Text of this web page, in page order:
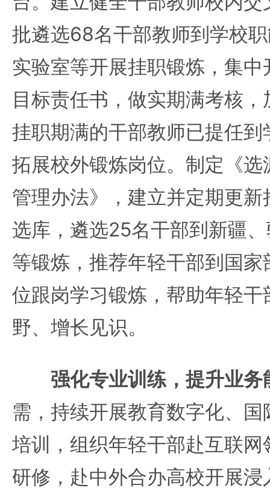
批遴选68名干部教师到学校
实验室等开展挂职锻炼，集
目标责任书，做实期满考核
挂职期满的干部教师已提任
拓展校外锻炼岗位。制定《
管理办法》，建立并定期更
选库，遴选25名干部到新疆
等锻炼，推荐年轻干部到国
位跟岗学习锻炼，帮助年轻
野、增长见识。
强化专业训练，提升业务
需，持续开展教育数字化、
培训，组织年轻干部赴互联
研修，赴中外合办高校开展